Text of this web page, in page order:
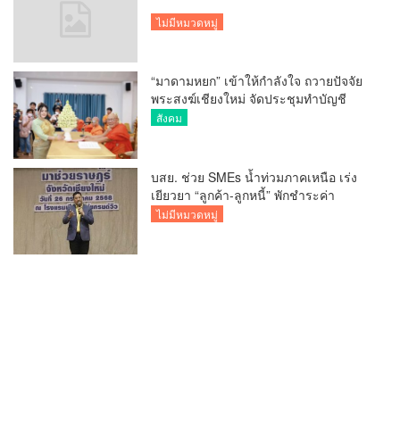
ไม่มีหมวดหมู่
“มาดามหยก” เข้าให้กำลังใจ ถวายปัจจัย
พระสงฆ์เชียงใหม่ จัดประชุมทำบัญชี
รายรับรายจ่ายของวัด กว่า 300 รูป ที่วัด
สังคม
บสย. ช่วย SMEs น้ำท่วมภาคเหนือ เร่ง
เยียวยา “ลูกค้า-ลูกหนี้” พักชำระค่า
ธรรมเนียม-ค่างวด
ไม่มีหมวดหมู่